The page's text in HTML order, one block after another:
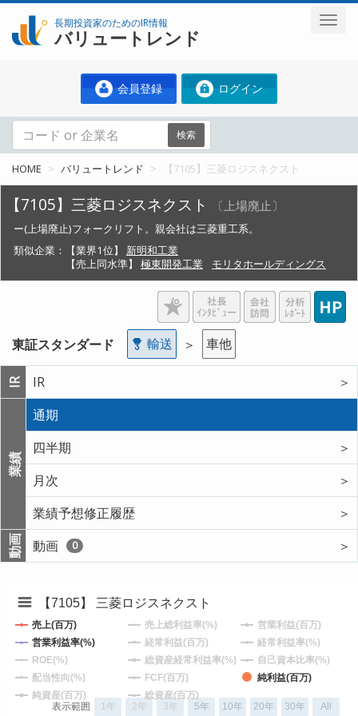
長期投資家のためのIR情報
バリュートレンド
会員登録 ログイン
検索
HOME バリュートレンド 【7105】三菱ロジスネクスト
【7105】三菱ロジスネクスト 〔上場廃止〕
ー(上場廃止)フォークリフト。親会社は三菱重工系。
類似企業：
【業界1位】
新明和工業
【売上同水準】
極東開発工業 モリタホールディングス
東証スタンダード 輸送 ＞ 車他
IR IR ＞
業績
通期
四半期
＞
月次
＞
業績予想修正履歴
＞
動画 動画 0 ＞
【7105】 三菱ロジスネクスト
表示範囲 1年 2年 3年 5年 10年 20年 30年 All
売上(百万) 売上総利益率(%)
営業利益(百万)
営業利益率(%)
経常利益(百万)
経常利益率(%)
ROE(%)
総資産経常利益率(%)
自己資本比率(%)
配当性向(%)
FCF(百万)
純利益(百万)
純資産(百万)
総資産(百万)